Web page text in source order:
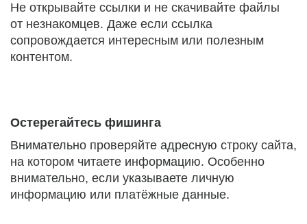
Не открывайте ссылки и не скачивайте файлы
от незнакомцев. Даже если ссылка
сопровождается интересным или полезным
контентом.
Остерегайтесь фишинга
Внимательно проверяйте адресную строку сайта,
на котором читаете информацию. Особенно
внимательно, если указываете личную
информацию или платёжные данные.